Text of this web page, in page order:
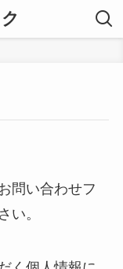
問い合わせフ
い。